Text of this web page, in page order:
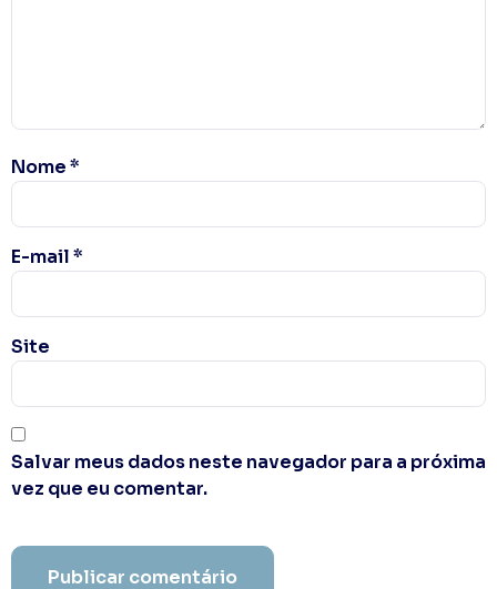
Nome*
E-mail*
Site
Salvar meus dados neste navegador para a próxima
vez que eu comentar.